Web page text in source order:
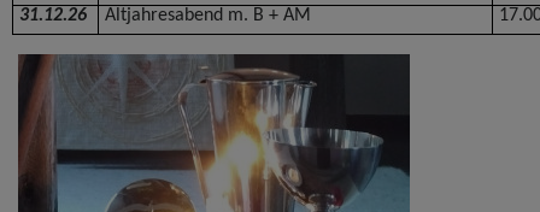
31.12.26 Altjahresabend m. B + AM